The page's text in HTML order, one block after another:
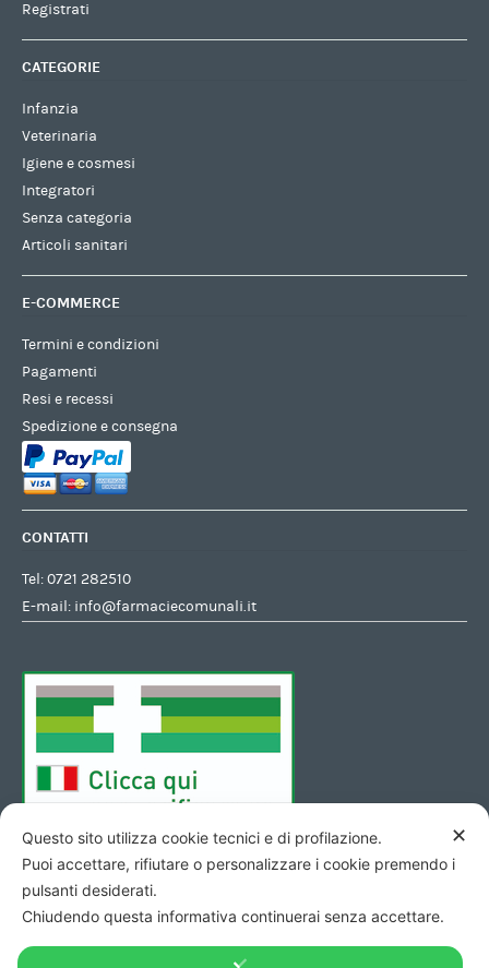
Registrati
CATEGORIE
Infanzia
Veterinaria
Igiene e cosmesi
Integratori
Senza categoria
Articoli sanitari
E-COMMERCE
Termini e condizioni
Pagamenti
Resi e recessi
Spedizione e consegna
CONTATTI
Tel:0721 282510
E-mail: info@farmaciecomunali.it
✕
Questo sito utilizza cookie tecnici e di profilazione.
Puoi accettare, rifiutare o personalizzare i cookie premendo i
pulsanti desiderati.
Chiudendo questa informativa continuerai senza accettare.